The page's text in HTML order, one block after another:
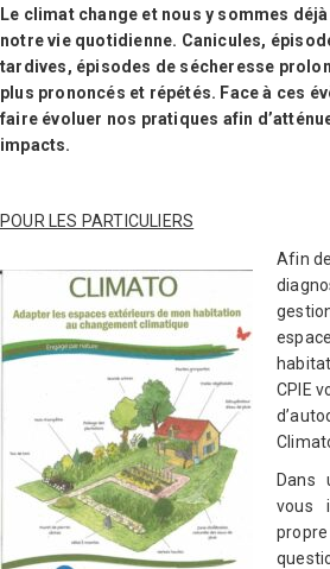
Le climat change et nous y sommes
notre vie quotidienne. Canicules,
tardives, épisodes de sécheresse
plus prononcés et répétés. Face à ces
faire évoluer nos pratiques afin
impacts.
POUR LES PARTICULIERS
Afin
CPIE
Dans
vous